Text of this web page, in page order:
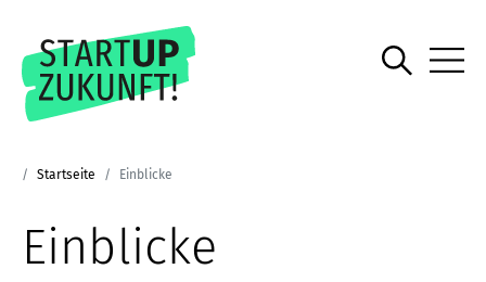
Startseite Einblicke
Einblicke